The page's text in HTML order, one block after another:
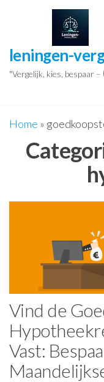
inhoud
leningen-
"Vergelijk, kies, bespaar
Home »
Vind de
Vast: